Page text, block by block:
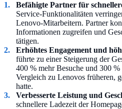
Befähigte Partner für
Service-Funktionalitäten
Lenovo-Mitarbeitern. Partner
Informationen zugreifen und
tätigen.
Erhöhtes Engagement und
führte zu einer Steigerung der
400 % mehr Besuche und 300
Vergleich zu Lenovos früheren,
hatte.
Verbesserte Leistung und
schnellere Ladezeit der